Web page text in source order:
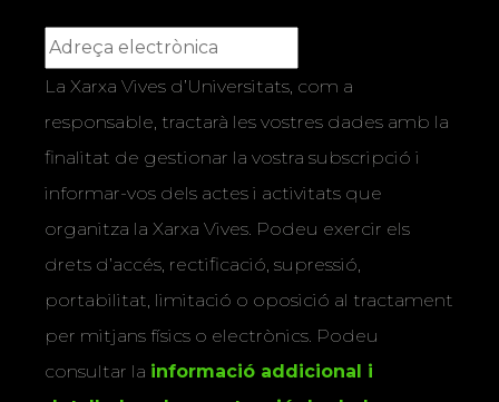
La Xarxa Vives d’Universitats, com a
responsable, tractarà les vostres dades amb la
finalitat de gestionar la vostra subscripció i
informar-vos dels actes i activitats que
organitza la Xarxa Vives. Podeu exercir els
drets d’accés, rectificació, supressió,
portabilitat, limitació o oposició al tractament
per mitjans físics o electrònics. Podeu
consultar la informació addicional i